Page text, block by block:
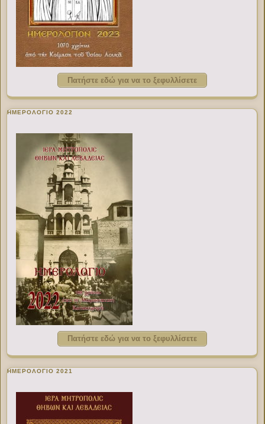
Πατήστε εδώ για να το ξεφυλλίσετε
ΗΜΕΡΟΛΟΓΙΟ 2022
Πατήστε εδώ για να το ξεφυλλίσετε
ΗΜΕΡΟΛΟΓΙΟ 2021